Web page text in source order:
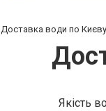
Доставка води по
Якість